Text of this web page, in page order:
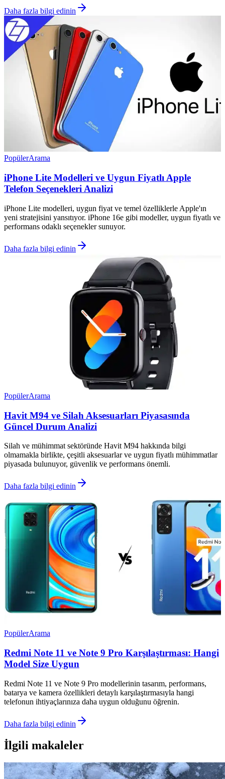
Daha fazla bilgi edinin
PopülerArama
iPhone Lite Modelleri ve Uygun Fiyatlı Apple
Telefon Seçenekleri Analizi
iPhone Lite modelleri, uygun fiyat ve temel özelliklerle Apple'ın
yeni stratejisini yansıtıyor. iPhone 16e gibi modeller, uygun fiyatlı ve
performans odaklı seçenekler sunuyor.
Daha fazla bilgi edinin
PopülerArama
Havit M94 ve Silah Aksesuarları Piyasasında
Güncel Durum Analizi
Silah ve mühimmat sektöründe Havit M94 hakkında bilgi
olmamakla birlikte, çeşitli aksesuarlar ve uygun fiyatlı mühimmatlar
piyasada bulunuyor, güvenlik ve performans önemli.
Daha fazla bilgi edinin
PopülerArama
Redmi Note 11 ve Note 9 Pro Karşılaştırması: Hangi
Model Size Uygun
Redmi Note 11 ve Note 9 Pro modellerinin tasarım, performans,
batarya ve kamera özellikleri detaylı karşılaştırmasıyla hangi
telefonun ihtiyaçlarınıza daha uygun olduğunu öğrenin.
Daha fazla bilgi edinin
İlgili makaleler